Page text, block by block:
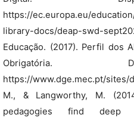
https://ec.europa.eu/
library-docs/deap-swd-
Educação. (2017). Perfil dos
Obrigatória.
https://www.dge.mec.pt/sites/
M., & Langworthy, M.
pedagogies find deep